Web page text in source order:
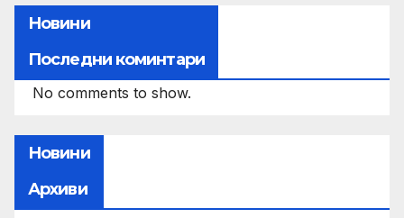
Новини
Последни коминтари
No comments to show.
Новини
Архиви